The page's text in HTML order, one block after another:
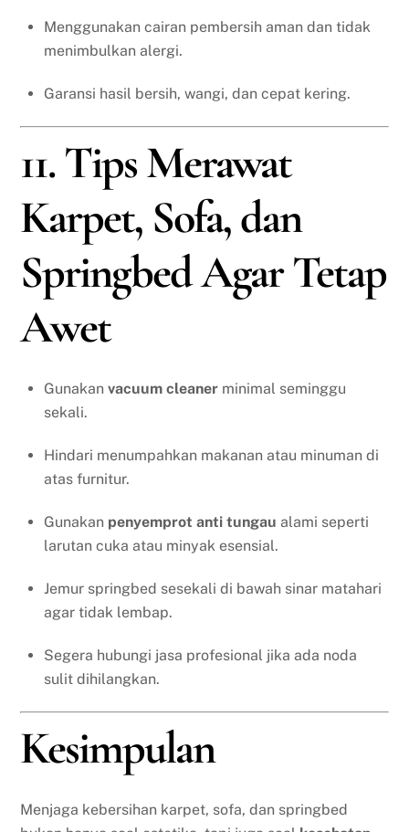
Menggunakan cairan pembersih aman dan tidak
menimbulkan alergi.
Garansi hasil bersih, wangi, dan cepat kering.
11. Tips Merawat
Karpet, Sofa, dan
Springbed Agar Tetap
Awet
Gunakan vacuum cleaner minimal seminggu
sekali.
Hindari menumpahkan makanan atau minuman di
atas furnitur.
Gunakan penyemprot anti tungau alami seperti
larutan cuka atau minyak esensial.
Jemur springbed sesekali di bawah sinar matahari
agar tidak lembap.
Segera hubungi jasa profesional jika ada noda
sulit dihilangkan.
Kesimpulan
Menjaga kebersihan karpet, sofa, dan springbed